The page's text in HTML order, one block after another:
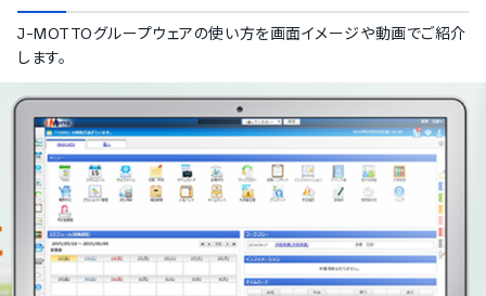
J-MOTTOグループウェアの使い方を画面イメージや動画でご紹介
します。